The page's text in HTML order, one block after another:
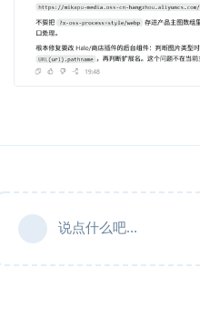
说点什么吧...